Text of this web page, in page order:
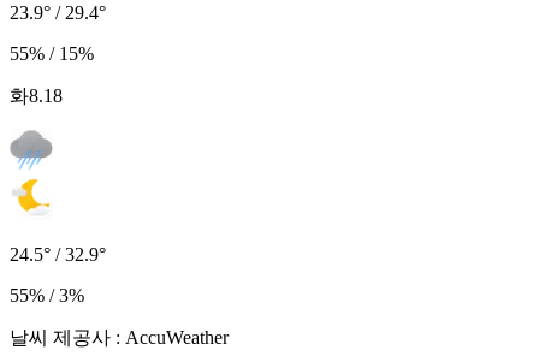
23.9° / 29.4°
55% / 15%
화8.18
24.5° / 32.9°
55% / 3%
날씨 제공사 : AccuWeather